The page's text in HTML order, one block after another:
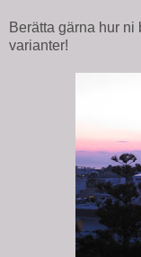
Berätta gärna hur ni
varianter!